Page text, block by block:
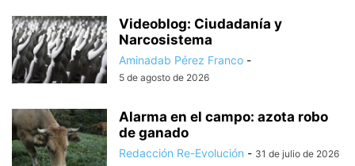
Videoblog: Ciudadanía y
Narcosistema
Aminadab Pérez Franco -
5 de agosto de 2026
Alarma en el campo: azota robo
de ganado
Redacción Re-Evolución - 31 de julio de 2026